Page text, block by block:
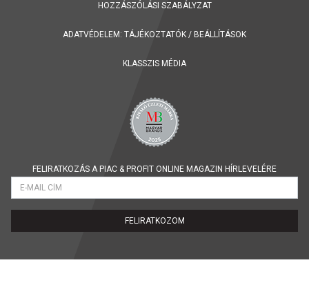
HOZZÁSZÓLÁSI SZABÁLYZAT
ADATVÉDELEM: TÁJÉKOZTATÓK / BEÁLLÍTÁSOK
KLASSZIS MÉDIA
FELIRATKOZÁS A PIAC & PROFIT ONLINE MAGAZIN HÍRLEVELÉRE
FELIRATKOZOM